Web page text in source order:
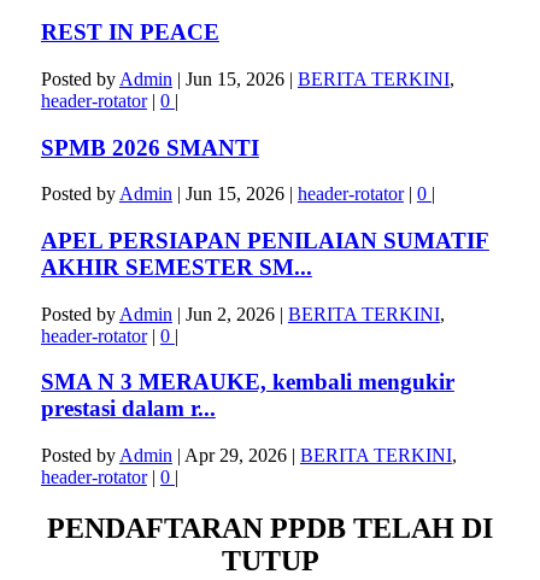
REST IN PEACE
Posted by Admin | Jun 15, 2026| BERITA TERKINI,
header-rotator| 0 |
SPMB 2026 SMANTI
Posted by Admin | Jun 15, 2026| header-rotator| 0 |
APEL PERSIAPAN PENILAIAN SUMATIF
AKHIR SEMESTER SM...
Posted by Admin | Jun 2, 2026| BERITA TERKINI,
header-rotator| 0 |
SMA N 3 MERAUKE, kembali mengukir
prestasi dalam r...
Posted by Admin | Apr 29, 2026| BERITA TERKINI,
header-rotator| 0 |
PENDAFTARAN PPDB TELAH DI
TUTUP